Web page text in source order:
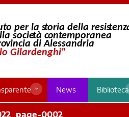
News Biblioteca
0002